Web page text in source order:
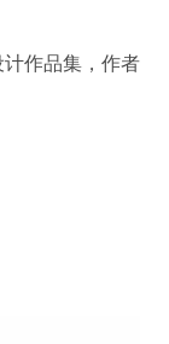
作品集， 作者